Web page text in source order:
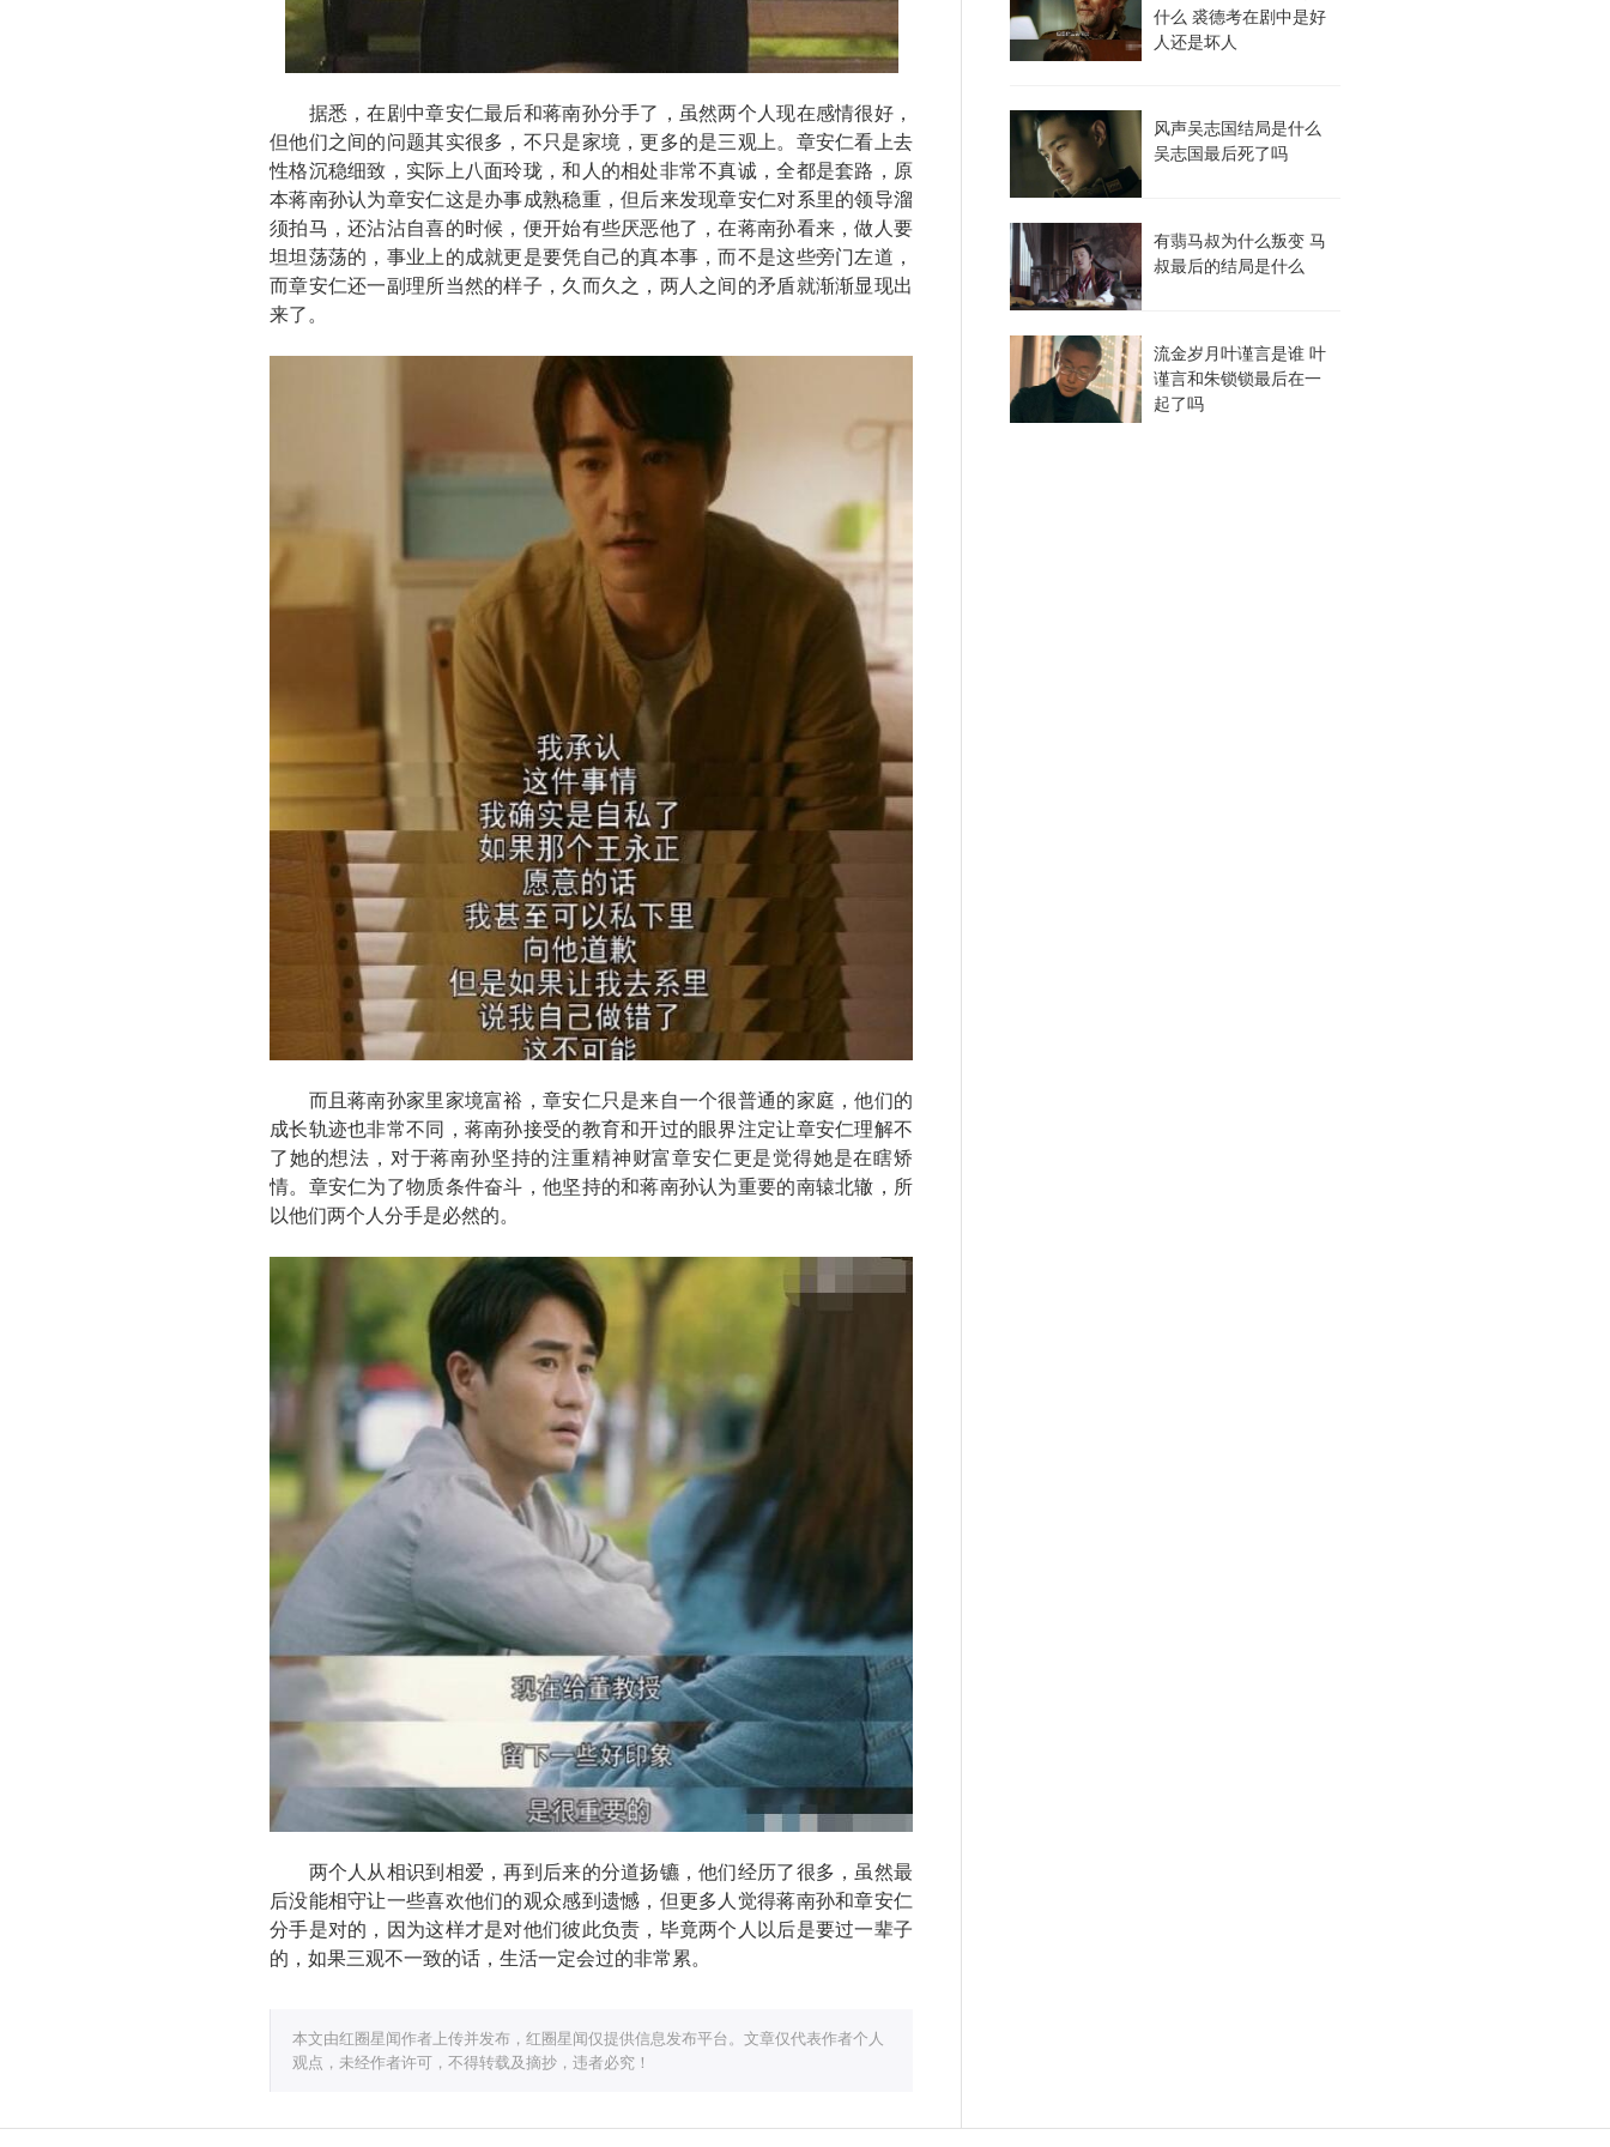
据悉，在剧中章安仁最后和蒋南孙分手了，虽然两个人现在感情很好，
但他们之间的问题其实很多，不只是家境，更多的是三观上。章安仁看上去
性格沉稳细致，实际上八面玲珑，和人的相处非常不真诚，全都是套路，原
本蒋南孙认为章安仁这是办事成熟稳重，但后来发现章安仁对系里的领导溜
须拍马，还沾沾自喜的时候，便开始有些厌恶他了，在蒋南孙看来，做人要
坦坦荡荡的，事业上的成就更是要凭自己的真本事，而不是这些旁门左道，
而章安仁还一副理所当然的样子，久而久之，两人之间的矛盾就渐渐显现出
来了。
而且蒋南孙家里家境富裕，章安仁只是来自一个很普通的家庭，他们的
成长轨迹也非常不同，蒋南孙接受的教育和开过的眼界注定让章安仁理解不
了她的想法，对于蒋南孙坚持的注重精神财富章安仁更是觉得她是在瞎矫
情。章安仁为了物质条件奋斗，他坚持的和蒋南孙认为重要的南辕北辙，所
以他们两个人分手是必然的。
两个人从相识到相爱，再到后来的分道扬镳，他们经历了很多，虽然最
后没能相守让一些喜欢他们的观众感到遗憾，但更多人觉得蒋南孙和章安仁
分手是对的，因为这样才是对他们彼此负责，毕竟两个人以后是要过一辈子
的，如果三观不一致的话，生活一定会过的非常累。
本文由红圈星闻作者上传并发布，红圈星闻仅提供信息发布平台。文章仅代表作者个人
观点，未经作者许可，不得转载及摘抄，违者必究！
什么 裘德考在剧中是好
人还是坏人
风声吴志国结局是什么
吴志国最后死了吗
有翡马叔为什么叛变 马
叔最后的结局是什么
流金岁月叶谨言是谁 叶
谨言和朱锁锁最后在一
起了吗